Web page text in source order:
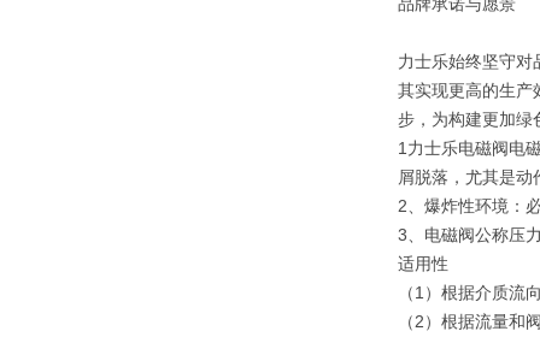
力士乐始终坚守对
其实现更高的生产
步，为构建更加绿
1力士乐电磁阀电
屑脱落，尤其是
2、爆炸性环境：
3、电磁阀公称压
适用性
（1）根据介质流
（2）根据流量和